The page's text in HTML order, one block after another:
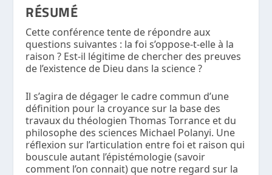
RÉSUMÉ
Cette conférence tente de répondre aux
questions suivantes : la foi s’oppose-t-elle à la
raison ? Est-il légitime de chercher des preuves
de l’existence de Dieu dans la science ?
Il s’agira de dégager le cadre commun d’une
définition pour la croyance sur la base des
travaux du théologien Thomas Torrance et du
philosophe des sciences Michael Polanyi. Une
réflexion sur l’articulation entre foi et raison qui
bouscule autant l’épistémologie (savoir
comment l’on connait) que notre regard sur la